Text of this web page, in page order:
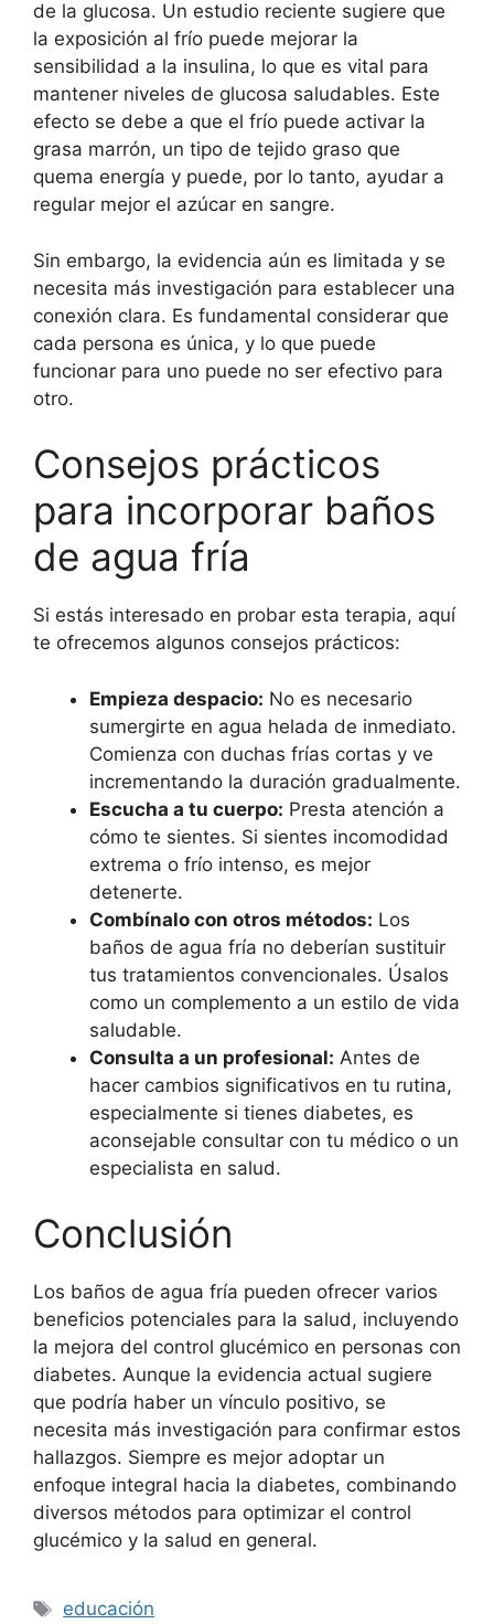
de la glucosa. Un estudio reciente sugiere que
la exposición al frío puede mejorar la
sensibilidad a la insulina, lo que es vital para
mantener niveles de glucosa saludables. Este
efecto se debe a que el frío puede activar la
grasa marrón, un tipo de tejido graso que
quema energía y puede, por lo tanto, ayudar a
regular mejor el azúcar en sangre.
Sin embargo, la evidencia aún es limitada y se
necesita más investigación para establecer una
conexión clara. Es fundamental considerar que
cada persona es única, y lo que puede
funcionar para uno puede no ser efectivo para
otro.
Consejos prácticos
para incorporar baños
de agua fría
Si estás interesado en probar esta terapia, aquí
te ofrecemos algunos consejos prácticos:
Empieza despacio: No es necesario
sumergirte en agua helada de inmediato.
Comienza con duchas frías cortas y ve
incrementando la duración gradualmente.
Escucha a tu cuerpo: Presta atención a
cómo te sientes. Si sientes incomodidad
extrema o frío intenso, es mejor
detenerte.
Combínalo con otros métodos: Los
baños de agua fría no deberían sustituir
tus tratamientos convencionales. Úsalos
como un complemento a un estilo de vida
saludable.
Consulta a un profesional: Antes de
hacer cambios significativos en tu rutina,
especialmente si tienes diabetes, es
aconsejable consultar con tu médico o un
especialista en salud.
Conclusión
Los baños de agua fría pueden ofrecer varios
beneficios potenciales para la salud, incluyendo
la mejora del control glucémico en personas con
diabetes. Aunque la evidencia actual sugiere
que podría haber un vínculo positivo, se
necesita más investigación para confirmar estos
hallazgos. Siempre es mejor adoptar un
enfoque integral hacia la diabetes, combinando
diversos métodos para optimizar el control
glucémico y la salud en general.
Etiquetas
educación